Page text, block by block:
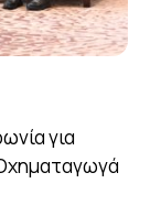
για